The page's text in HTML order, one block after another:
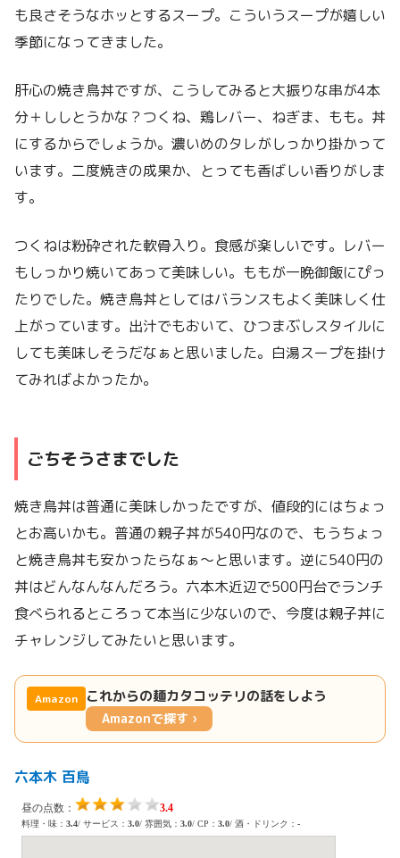
も良さそうなホッとするスープ。こういうスープが嬉しい
季節になってきました。
肝心の焼き鳥丼ですが、こうしてみると大振りな串が4本
分＋ししとうかな？つくね、鶏レバー、ねぎま、もも。丼
にするからでしょうか。濃いめのタレがしっかり掛かって
います。二度焼きの成果か、とっても香ばしい香りがしま
す。
つくねは粉砕された軟骨入り。食感が楽しいです。レバー
もしっかり焼いてあって美味しい。ももが一晩御飯にぴっ
たりでした。焼き鳥丼としてはバランスもよく美味しく仕
上がっています。出汁でもおいて、ひつまぶしスタイルに
しても美味しそうだなぁと思いました。白湯スープを掛け
てみればよかったか。
ごちそうさまでした
焼き鳥丼は普通に美味しかったですが、値段的にはちょっ
とお高いかも。普通の親子丼が540円なので、もうちょっ
と焼き鳥丼も安かったらなぁ～と思います。逆に540円の
丼はどんなんなんだろう。六本木近辺で500円台でランチ
食べられるところって本当に少ないので、今度は親子丼に
チャレンジしてみたいと思います。
Amazon これからの麺カタコッテリの話をしよう
Amazonで探す ›
六本木 百鳥